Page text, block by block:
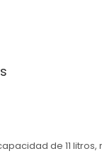
de 11 litros,